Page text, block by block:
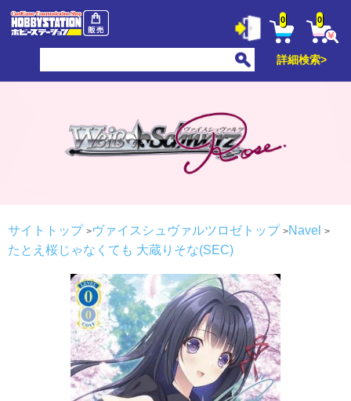
0 0
詳細検索>
サイトトップ ヴァイスシュヴァルツロゼトップ
Navel
たとえ桜じゃなくても 大蔵りそな(SEC)